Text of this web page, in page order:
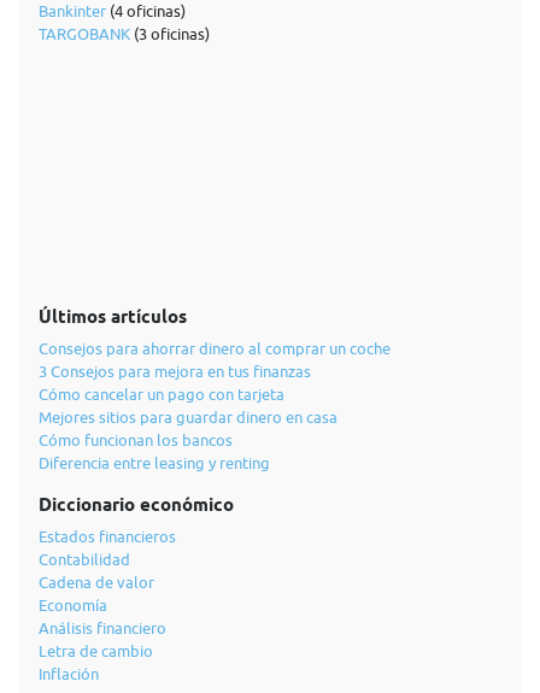
Bankinter (4 oficinas)
TARGOBANK (3 oficinas)
Últimos artículos
Consejos para ahorrar dinero al comprar un coche
3 Consejos para mejora en tus finanzas
Cómo cancelar un pago con tarjeta
Mejores sitios para guardar dinero en casa
Cómo funcionan los bancos
Diferencia entre leasing y renting
Diccionario económico
Estados financieros
Contabilidad
Cadena de valor
Economía
Análisis financiero
Letra de cambio
Inflación